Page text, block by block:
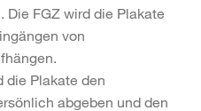
FGZ wird die Plakate
von
die Plakate den
ab­geben und den